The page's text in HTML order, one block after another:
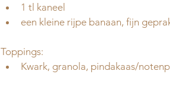
⁠1 tl kaneel
⁠een kleine rijpe banaan, fijn
Toppings:
Kwark, granola, pindakaas/